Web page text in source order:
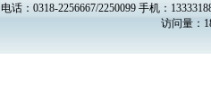
电话：0318-2256667/2250099 手机：
访问量：